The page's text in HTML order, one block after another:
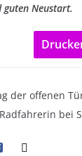
guten Neustart.
der offenen
Radfahrerin bei